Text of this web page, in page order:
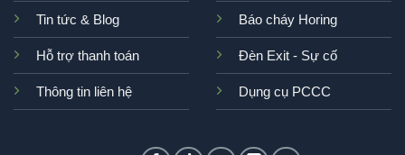
Tin tức & Blog
Hỗ trợ thanh toán
Thông tin liên hệ
Báo cháy Horing
Đèn Exit - Sự cố
Dụng cụ PCCC